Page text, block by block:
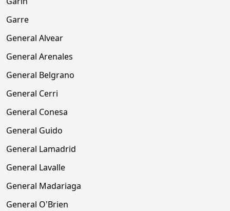
Garre
General Alvear
General Arenales
General Belgrano
General Cerri
General Conesa
General Guido
General Lamadrid
General Lavalle
General Madariaga
General O'Brien